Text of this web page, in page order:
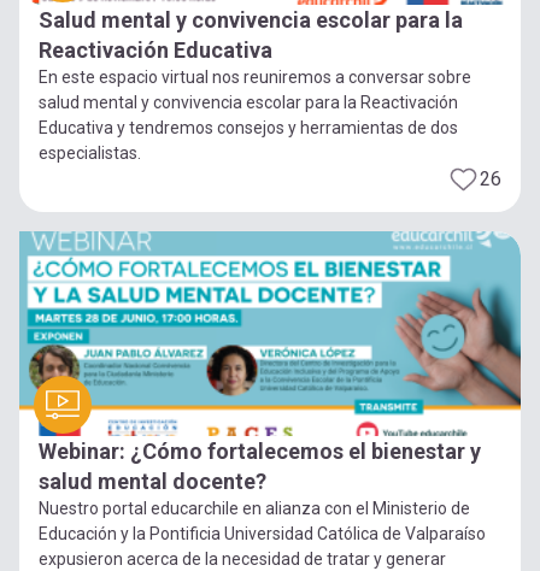
Salud mental y convivencia escolar para la
Reactivación Educativa
En este espacio virtual nos reuniremos a conversar sobre
salud mental y convivencia escolar para la Reactivación
Educativa y tendremos consejos y herramientas de dos
especialistas.
26
Webinar: ¿Cómo fortalecemos el bienestar y
salud mental docente?
Nuestro portal educarchile en alianza con el Ministerio de
Educación y la Pontificia Universidad Católica de Valparaíso
expusieron acerca de la necesidad de tratar y generar